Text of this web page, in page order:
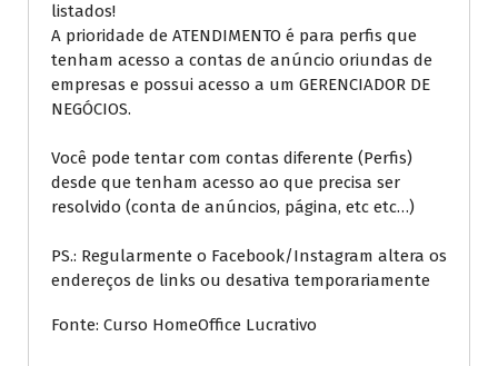
listados!
A prioridade de ATENDIMENTO é para perfis que
tenham acesso a contas de anúncio oriundas de
empresas e possui acesso a um GERENCIADOR DE
NEGÓCIOS.
Você pode tentar com contas diferente (Perfis)
desde que tenham acesso ao que precisa ser
resolvido (conta de anúncios, página, etc etc…)
PS.: Regularmente o Facebook/Instagram altera os
endereços de links ou desativa temporariamente
Fonte: Curso HomeOffice Lucrativo